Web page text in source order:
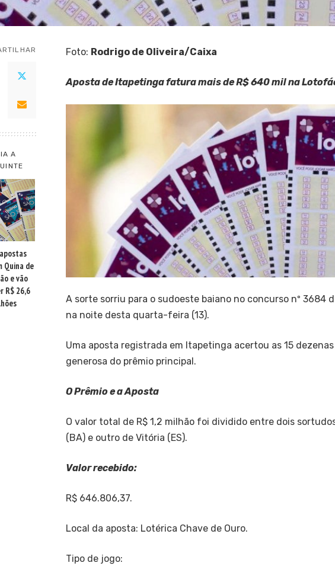
A
Quina de
e vão
R$ 26,6
Foto: Rodrigo de Oliveira/Caixa
Aposta de Itapetinga fatura mais de R$ 640 mil na
A sorte sorriu para o sudoeste baiano no concurso nº 3684
na noite desta quarta-feira (13).
Uma aposta registrada em Itapetinga acertou as 15
generosa do prêmio principal.
O Prêmio e a Aposta
O valor total de R$ 1,2 milhão foi dividido entre dois
(BA) e outro de Vitória (ES).
Valor recebido:
R$ 646.806,37.
Local da aposta: Lotérica Chave de Ouro.
Tipo de jogo: